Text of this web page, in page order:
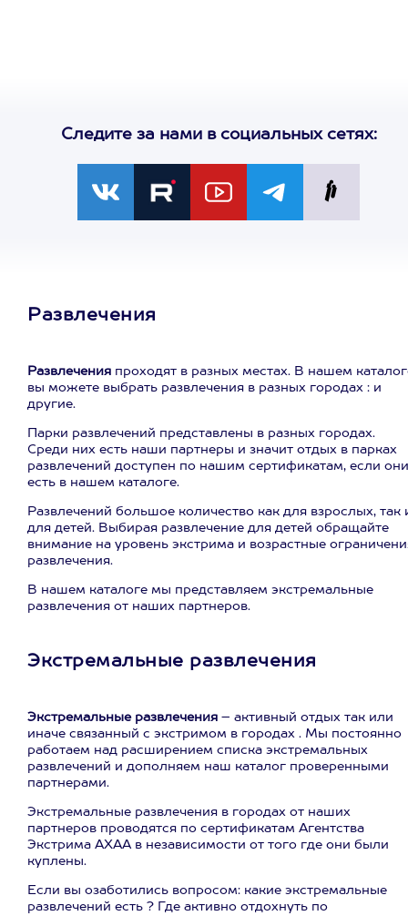
Следите за нами в социальных сетях:
Развлечения
Развлечения проходят в разных местах. В нашем
вы можете выбрать развлечения в разных городах : и
другие.
Парки развлечений представлены в разных городах.
Среди них есть наши партнеры и значит отдых в парках
развлечений доступен по нашим сертификатам, если они
есть в нашем каталоге.
Развлечений большое количество как для взрослых, так
для детей. Выбирая развлечение для детей обращайте
внимание на уровень экстрима и возрастные
развлечения.
В нашем каталоге мы представляем экстремальные
развлечения от наших партнеров.
Экстремальные развлечения
Экстремальные развлечения – активный отдых так или
иначе связанный с экстримом в городах . Мы постоянно
работаем над расширением списка экстремальных
развлечений и дополняем наш каталог проверенными
партнерами.
Экстремальные развлечения в городах от наших
партнеров проводятся по сертификатам Агентства
Экстрима АХАА в независимости от того где они были
куплены.
Если вы озаботились вопросом: какие экстремальные
развлечений есть ? Где активно отдохнуть по